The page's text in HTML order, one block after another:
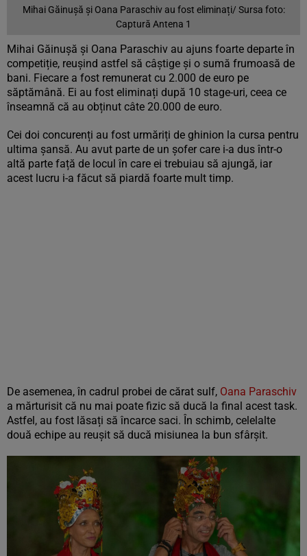
Mihai Găinușă și Oana Paraschiv au fost eliminați/ Sursa foto:
Captură Antena 1
Mihai Găinușă și Oana Paraschiv au ajuns foarte departe în
competiție, reușind astfel să câștige și o sumă frumoasă de
bani. Fiecare a fost remunerat cu 2.000 de euro pe
săptămână. Ei au fost eliminați după 10 stage-uri, ceea ce
înseamnă că au obținut câte 20.000 de euro.
Cei doi concurenți au fost urmăriți de ghinion la cursa pentru
ultima șansă. Au avut parte de un șofer care i-a dus într-o
altă parte față de locul în care ei trebuiau să ajungă, iar
acest lucru i-a făcut să piardă foarte mult timp.
De asemenea, în cadrul probei de cărat sulf, Oana Paraschiv
a mărturisit că nu mai poate fizic să ducă la final acest task.
Astfel, au fost lăsați să încarce saci. În schimb, celelalte
două echipe au reușit să ducă misiunea la bun sfârșit.